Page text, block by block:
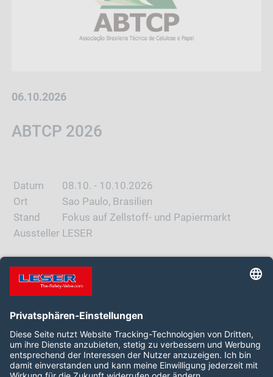
06.10.2026
ABTCP 2026
Datum
08.10. - 10.10.2026
Ort
Sao Paulo, Brasilien
Stand
Fokus auf Zellstoff- und Papiermarkt
Aussteller LESER
WEBSITE
Folgen Sie uns auf: